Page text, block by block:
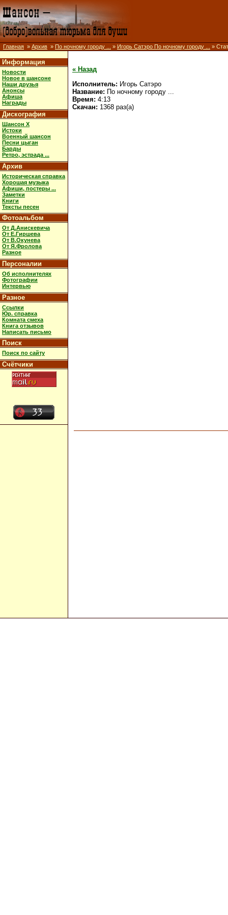
Главная » Архив » По ночному городу ... » Игорь Сатэро По ночному городу ... »
Информация
Новости
Новое в шансоне
Наши друзья
Анонсы
Афиша
Награды
Дискография
Шансон X
Истоки
Военный шансон
Песни цыган
Барды
Ретро, эстрада ...
Архив
Историческая справка
Хорошая музыка
Афиши, постеры ...
Заметки
Книги
Тексты песен
Фотоальбом
От Д.Анискевича
От Е.Гиршева
От В.Окунева
От Я.Фролова
Разное
Персоналии
Об исполнителях
Фотографии
Интервью
Разное
Ссылки
Юр. справка
Комната смеха
Книга отзывов
Написать письмо
Поиск
Поиск по сайту
Счётчики
« Назад
Исполнитель: Игорь Сатэро
Название: По ночному городу ...
Время: 4:13
Скачан: 1368 раз(а)